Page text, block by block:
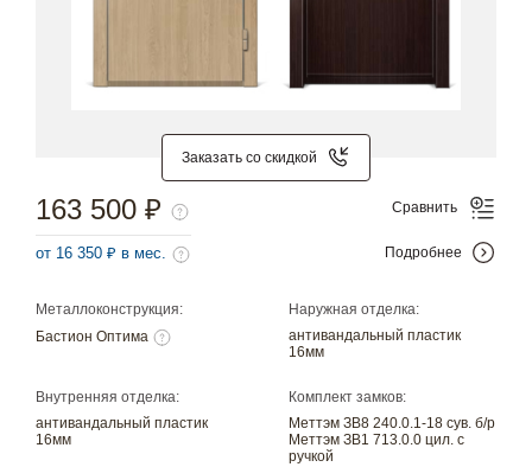
Заказать со скидкой
Металлоконструкция:
Бастион Оптима
Наружная отделка:
антивандальный пластик
16мм
Внутренняя отделка:
антивандальный пластик
16мм
Комплект замков:
Меттэм ЗВ8 240.0.1-18 сув. б/р
Меттэм ЗВ1 713.0.0 цил. с
ручкой
163 500 ₽
от 16 350 ₽ в мес.
Сравнить
Подробнее